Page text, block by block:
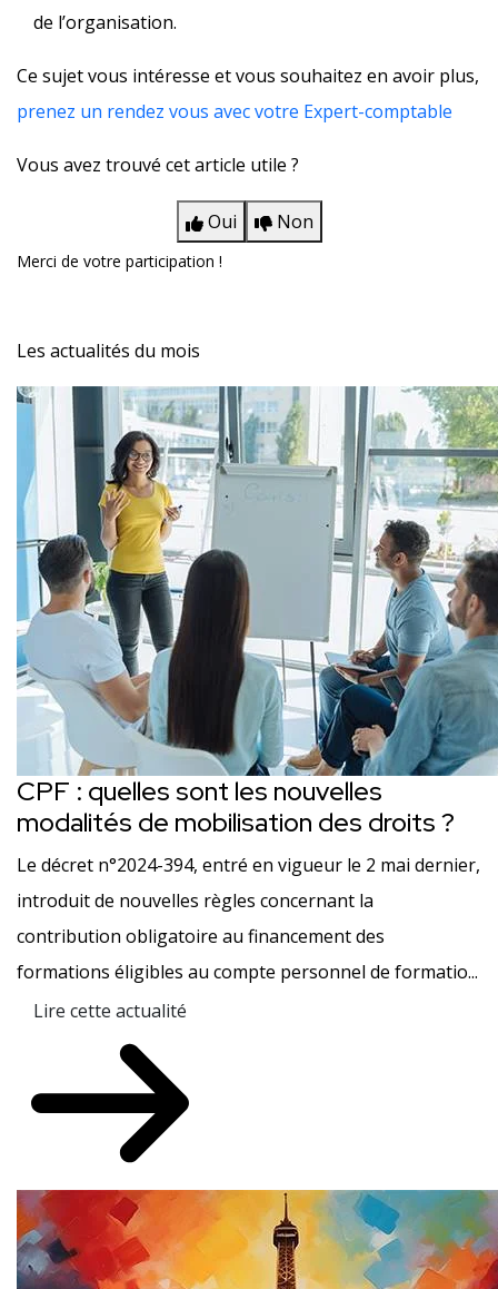
de l’organisation.
Ce sujet vous intéresse et vous souhaitez en avoir plus,
prenez un rendez vous avec votre Expert-comptable
Vous avez trouvé cet article utile ?
Oui Non
Merci de votre participation !
Les actualités du mois
CPF : quelles sont les nouvelles
modalités de mobilisation des droits ?
Le décret n°2024-394, entré en vigueur le 2 mai dernier,
introduit de nouvelles règles concernant la
contribution obligatoire au financement des
formations éligibles au compte personnel de formatio...
Lire cette actualité